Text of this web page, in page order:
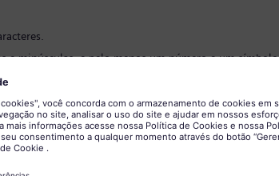
e minúsculas, e pelo menos um número e um
pessoal.
comumente usadas.